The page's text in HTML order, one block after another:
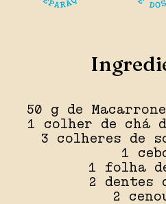
50 g de
1 colher de chá
3 colheres de
1
1 folha
2 dentes
2